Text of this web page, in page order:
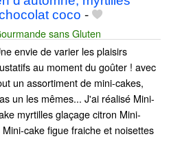
coco -
sans Gluten
envie de varier les plaisirs
au moment du goûter ! avec
un assortiment de mini-cakes,
un les mêmes... J'ai réalisé Mini-
myrtilles glaçage citron Mini-
cake figue fraiche et noisettes